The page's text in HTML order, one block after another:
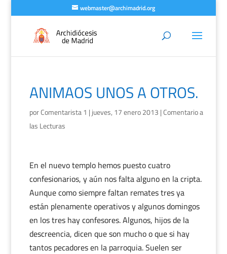
webmaster@archimadrid.org
ANIMAOS UNOS A OTROS.
porComentarista 1 | jueves, 17 enero 2013 |Comentario a
las Lecturas
En el nuevo templo hemos puesto cuatro
confesionarios, y aún nos falta alguno en la cripta.
Aunque como siempre faltan remates tres ya
están plenamente operativos y algunos domingos
en los tres hay confesores. Algunos, hijos de la
descreencia, dicen que son mucho o que si hay
tantos pecadores en la parroquia. Suelen ser